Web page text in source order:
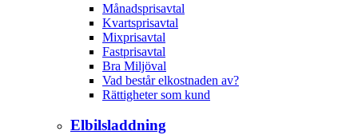
Månadsprisavtal
Kvartsprisavtal
Mixprisavtal
Fastprisavtal
Bra Miljöval
Vad består elkostnaden av?
Rättigheter som kund
Elbilsladdning